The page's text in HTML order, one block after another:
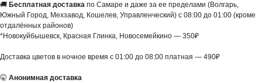
🚚 Бесплатная доставка по Самаре и даже за ее пределами (Волгарь,
Южный Город, Мехзавод, Кошелев, Управленческий) с 08:00 до 01:00 (кроме
отдалённых районов)
*Новокуйбышевск, Красная Глинка, Новосемейкино — 350₽
Доставка цветов в ночное время с 01:00 до 08:00 платная — 490₽
🤫 Анонимная доставка